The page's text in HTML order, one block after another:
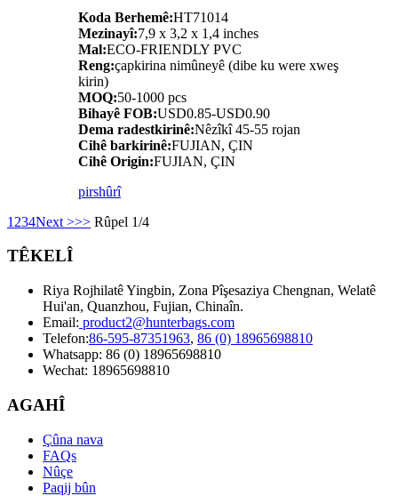
Koda Berhemê:HT71014
Mezinayî:7,9 x 3,2 x 1,4 inches
Mal:ECO-FRIENDLY PVC
Reng:çapkirina nimûneyê (dibe ku were xweş
kirin)
MOQ:50-1000 pcs
Bihayê FOB:USD0.85-USD0.90
Dema radestkirinê:Nêzîkî 45-55 rojan
Cihê barkirinê:FUJIAN, ÇIN
Cihê Origin:FUJIAN, ÇIN
pirshûrî
1 234Next >>> Rûpel 1/4
TÊKELÎ
Riya Rojhilatê Yingbin, Zona Pîşesaziya Chengnan, Welatê
Hui'an, Quanzhou, Fujian, Chinaîn.
Email: product2@hunterbags.com
Telefon:86-595-87351963, 86 (0) 18965698810
Whatsapp: 86 (0) 18965698810
Wechat: 18965698810
AGAHÎ
Çûna nava
FAQs
Nûçe
Paqij bûn